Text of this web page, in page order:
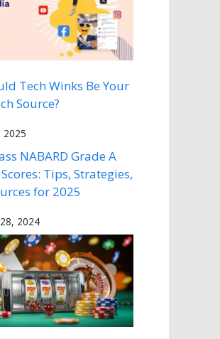
Tech Winks Be Your
Source?
2025
NABARD Grade A
Tips, Strategies,
for 2025
2024